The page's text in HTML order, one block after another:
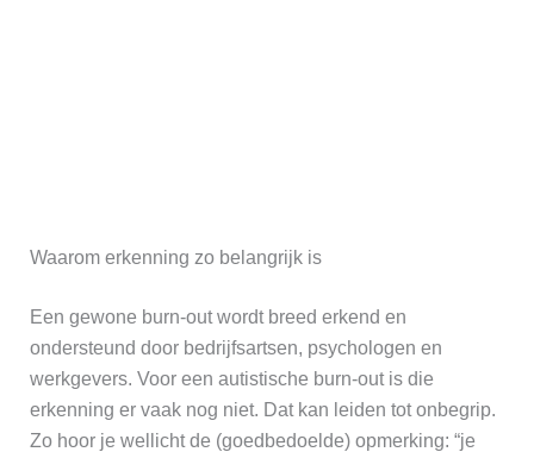
Waarom erkenning zo belangrijk is
Een gewone burn-out wordt breed erkend en
ondersteund door bedrijfsartsen, psychologen en
werkgevers. Voor een autistische burn-out is die
erkenning er vaak nog niet. Dat kan leiden tot onbegrip.
Zo hoor je wellicht de (goedbedoelde) opmerking: “je